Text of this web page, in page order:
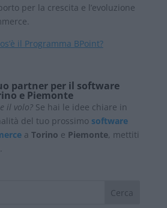
per la crescita e l’evoluzione
il Programma BPoint?
partner per il software
e Piemonte
il volo? Se hai le idee chiare in
del tuo prossimo software
a Torino e Piemonte, mettiti
.